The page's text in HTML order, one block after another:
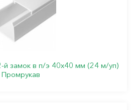
й замок в п/э 40х40 мм (24 м/уп)
Промрукав